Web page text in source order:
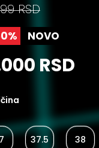
RSD
NOVO
RSD
37.5 38